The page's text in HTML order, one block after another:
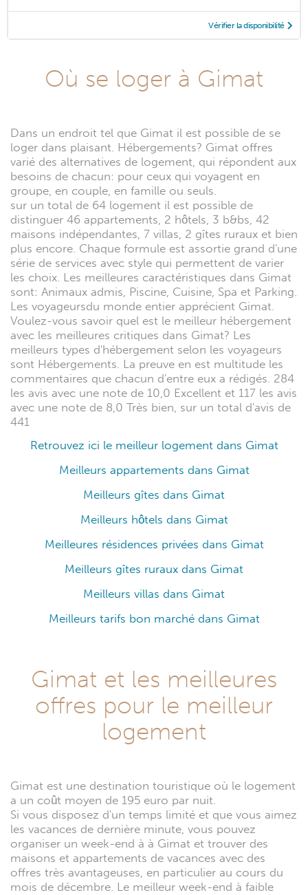
Vérifier la disponibilité
Où se loger à Gimat
Dans un endroit tel que Gimat il est possible de se
loger dans plaisant. Hébergements? Gimat offres
varié des alternatives de logement, qui répondent aux
besoins de chacun: pour ceux qui voyagent en
groupe, en couple, en famille ou seuls.
sur un total de 64 logement il est possible de
distinguer 46 appartements, 2 hôtels, 3 b&bs, 42
maisons indépendantes, 7 villas, 2 gîtes ruraux et bien
plus encore. Chaque formule est assortie grand d'une
série de services avec style qui permettent de varier
les choix. Les meilleures caractéristiques dans Gimat
sont: Animaux admis, Piscine, Cuisine, Spa et Parking.
Les voyageursdu monde entier apprécient Gimat.
Voulez-vous savoir quel est le meilleur hébergement
avec les meilleures critiques dans Gimat? Les
meilleurs types d'hébergement selon les voyageurs
sont Hébergements. La preuve en est multitude les
commentaires que chacun d'entre eux a rédigés. 284
les avis avec une note de 10,0 Excellent et 117 les avis
avec une note de 8,0 Très bien, sur un total d'avis de
441
Retrouvez ici le meilleur logement dans Gimat
Meilleurs appartements dans Gimat
Meilleurs gîtes dans Gimat
Meilleurs hôtels dans Gimat
Meilleures résidences privées dans Gimat
Meilleurs gîtes ruraux dans Gimat
Meilleurs villas dans Gimat
Meilleurs tarifs bon marché dans Gimat
Gimat et les meilleures
offres pour le meilleur
logement
Gimat est une destination touristique où le logement
a un coût moyen de 195 euro par nuit.
Si vous disposez d'un temps limité et que vous aimez
les vacances de dernière minute, vous pouvez
organiser un week-end à à Gimat et trouver des
maisons et appartements de vacances avec des
offres très avantageuses, en particulier au cours du
mois de décembre. Le meilleur week-end à faible